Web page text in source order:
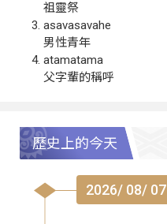
祖靈祭
asavasavahe
男性青年
atamatama
父字輩的稱呼
歷史上的今天
2026/ 08/ 07